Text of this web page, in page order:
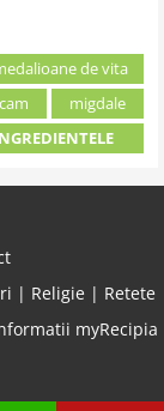
de vita
migdale
| Religie | Retete
myRecipia